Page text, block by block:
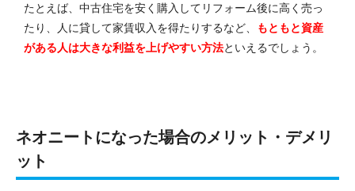
たとえば、中古住宅を安く購入してリフォーム後に高く売っ
たり、人に貸して家賃収入を得たりするなど、
もともと資産
がある人は大きな利益を上げやすい方法といえるでしょう。
ネオニートになった場合のメリット・デメリ
ット